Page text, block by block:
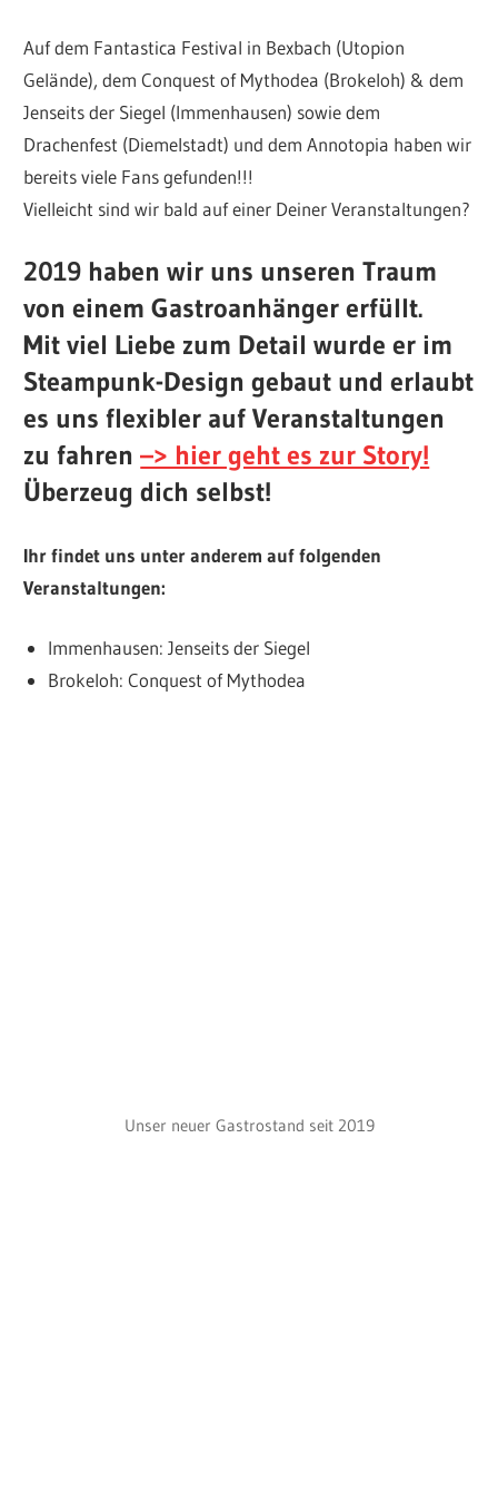
Auf dem Fantastica Festival in Bexbach (Utopion
Gelände), dem Conquest of Mythodea (Brokeloh) & dem
Jenseits der Siegel (Immenhausen) sowie dem
Drachenfest (Diemelstadt) und dem Annotopia haben wir
bereits viele Fans gefunden!!!
Vielleicht sind wir bald auf einer Deiner Veranstaltungen?
2019 haben wir uns unseren Traum
von einem Gastroanhänger erfüllt.
Mit viel Liebe zum Detail wurde er im
Steampunk-Design gebaut und erlaubt
es uns flexibler auf Veranstaltungen
zu fahren–> hier geht es zur Story!
Überzeug dich selbst!
Ihr findet uns unter anderem auf folgenden
Veranstaltungen:
Immenhausen: Jenseits der Siegel
Brokeloh: Conquest of Mythodea
Unser neuer Gastrostand seit 2019